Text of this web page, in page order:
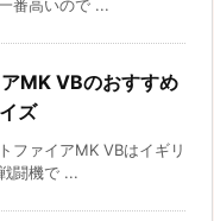
番高いので ...
MK VBのおすすめ
ズ
ファイアMK VBはイギリ
闘機で ...